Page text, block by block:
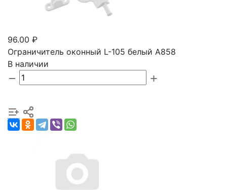
96.00 ₽
Ограничитель оконный L-105 белый А858
В наличии